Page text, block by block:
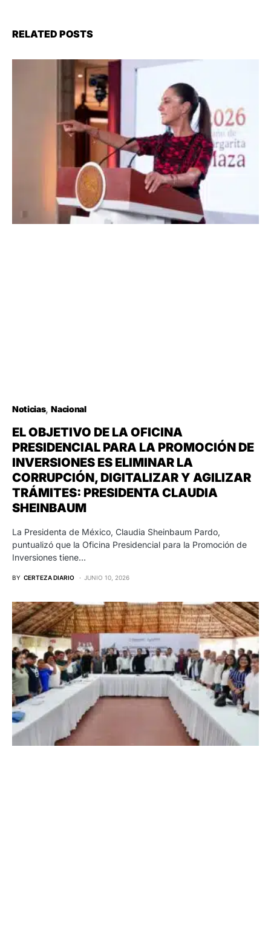
RELATED POSTS
Noticias Nacional
EL OBJETIVO DE LA OFICINA
PRESIDENCIAL PARA LA PROMOCIÓN DE
INVERSIONES ES ELIMINAR LA
CORRUPCIÓN, DIGITALIZAR Y AGILIZAR
TRÁMITES: PRESIDENTA CLAUDIA
SHEINBAUM
La Presidenta de México, Claudia Sheinbaum Pardo,
puntualizó que la Oficina Presidencial para la Promoción de
Inversiones tiene…
BY CERTEZA DIARIO JUNIO 10, 2026